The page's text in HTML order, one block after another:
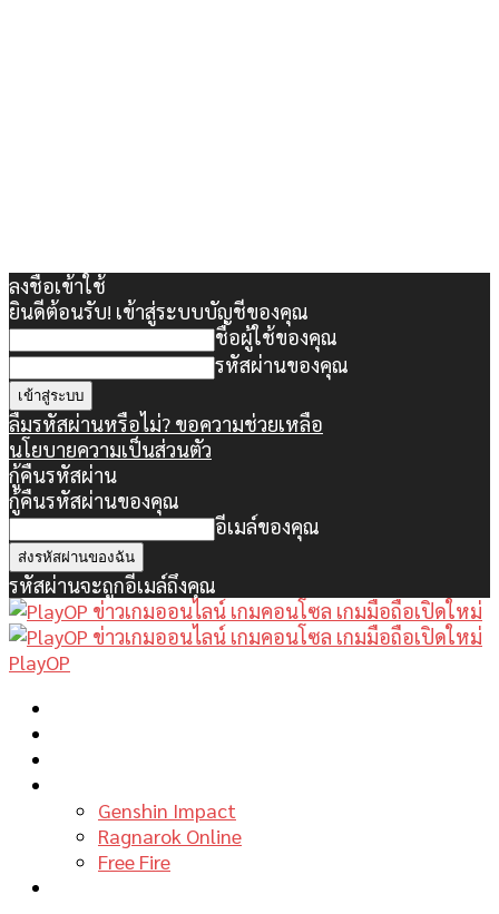
ลงชื่อเข้าใช้
ยินดีต้อนรับ! เข้าสู่ระบบบัญชีของคุณ
ชื่อผู้ใช้ของคุณ
รหัสผ่านของคุณ
ลืมรหัสผ่านหรือไม่? ขอความช่วยเหลือ
นโยบายความเป็นส่วนตัว
กู้คืนรหัสผ่าน
กู้คืนรหัสผ่านของคุณ
อีเมล์ของคุณ
รหัสผ่านจะถูกอีเมล์ถึงคุณ
PlayOP
Genshin Impact
Ragnarok Online
Free Fire